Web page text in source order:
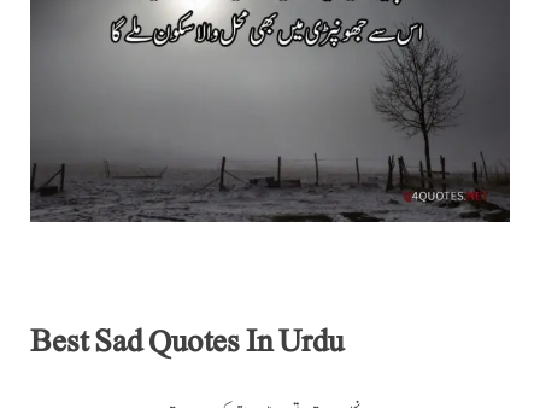
Best Sad Quotes In Urdu